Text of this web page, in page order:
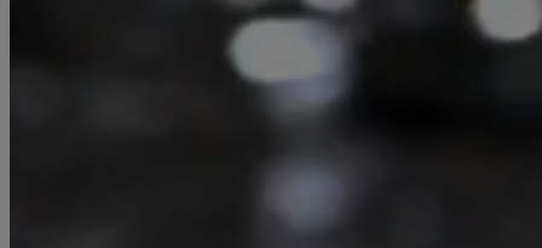
Das Fräsen dient der Herstellung
präziser Formen, Vertiefungen und
Oberflächenstrukturen durch rotierende
Schneidewerkzeugen. Je nach
manuell oder automatisiert mit CNC -
wodurch komplexe Geometrien effizient